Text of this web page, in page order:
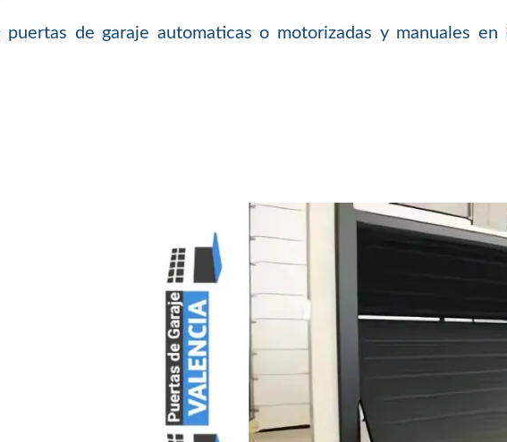
de garaje automaticas o motorizadas y manuales en